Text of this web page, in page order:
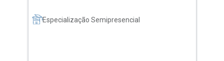
Especialização Semipresencial